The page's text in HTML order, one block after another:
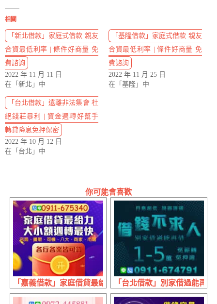
相關
「新北借款」家庭式借款 親友
合資最低利率 | 條件好商量 免
費諮詢
2022 年 11 月 11 日
在「新北」中
「基隆借款」家庭式借款 親友
合資最低利率 | 條件好商量 免
費諮詢
2022 年 11 月 25 日
在「基隆」中
「台北借款」遠離非法集會 杜
絕錢莊暴利 | 資金週轉好幫手
轉貸降息免押保密
2022 年 10 月 12 日
在「台北」中
你可能會喜歡
「嘉義借款」家庭借貸最給力 大小額週轉最快 | 各行各業
「台北借款」別家借過能再